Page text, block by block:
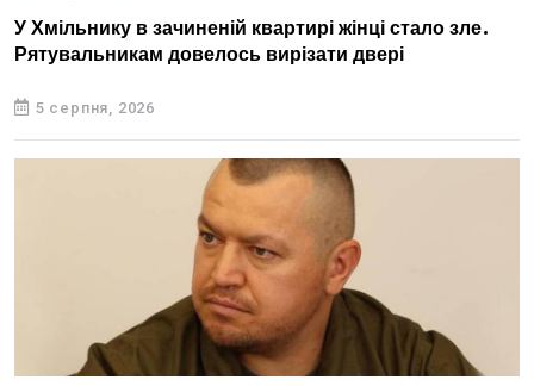
У Хмільнику в зачиненій квартирі жінці стало зле.
Рятувальникам довелось вирізати двері
5 серпня, 2026